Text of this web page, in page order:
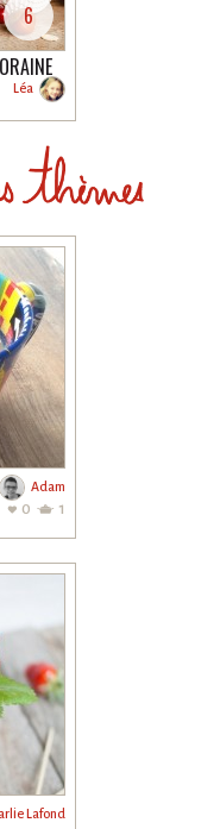
Léa
6
Adam
0 1
Lafond